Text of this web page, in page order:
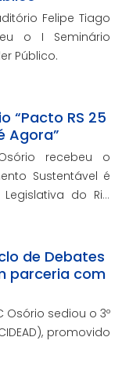
Felipe Tiago
o I Seminário
Público.
“Pacto RS 25
Agora”
recebeu o
Sustentável é
do Rio
Gomes.
de Debates
parceria com
Osório sediou o 3º
promovido